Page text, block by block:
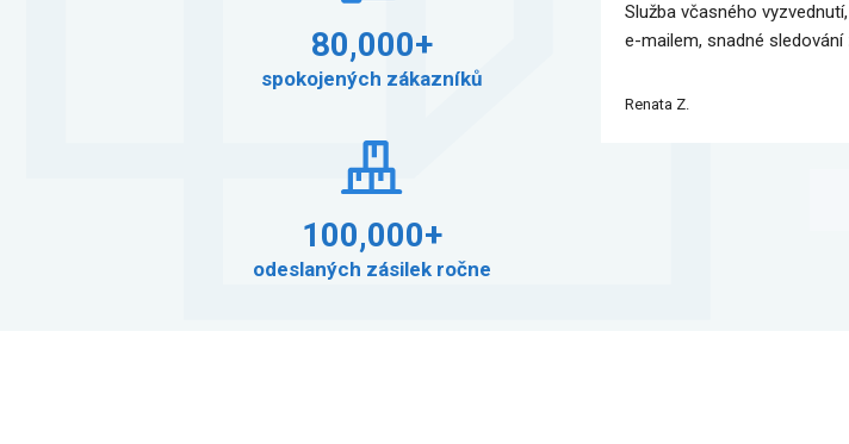
80,000+
spokojených zákazníků
100,000+
odeslaných zásilek ročne
Služba včasného
e-mailem, snadné sledování
Renata Z.